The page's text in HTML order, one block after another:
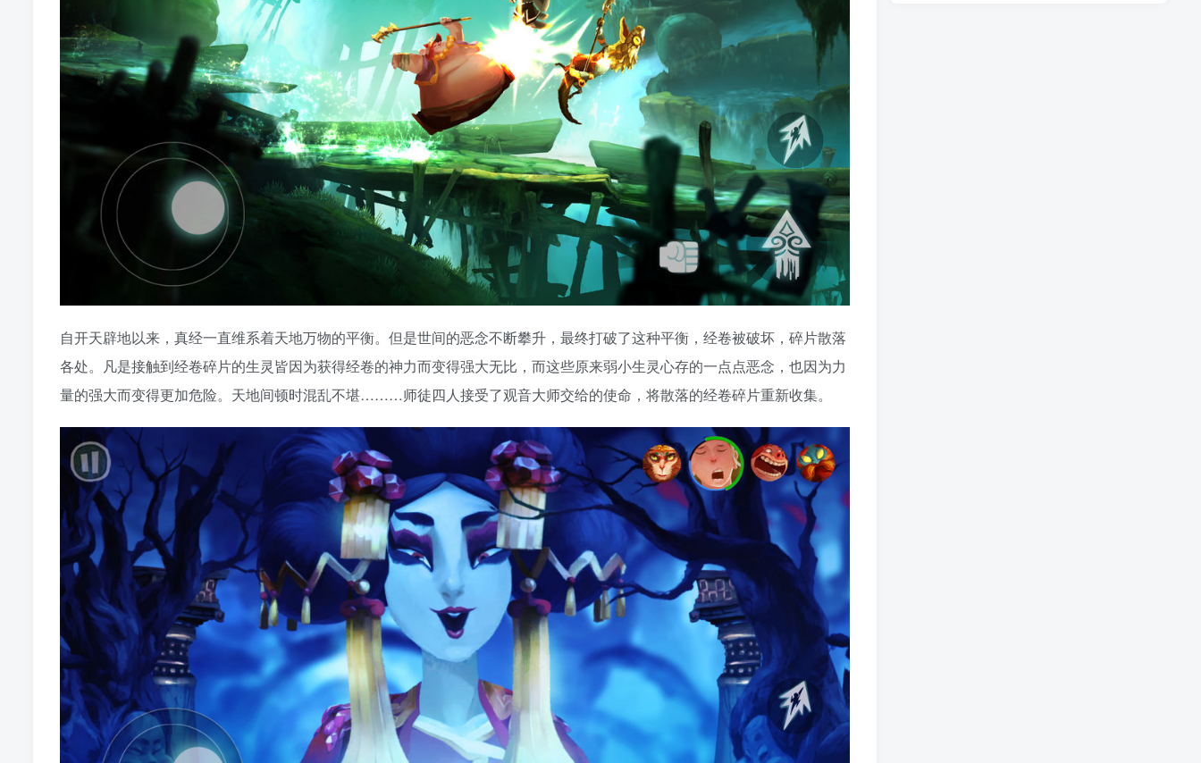
自开天辟地以来，真经一直维系着天地万物的平衡。但是世间的恶念不断攀升，最终打破了这种平衡，经卷被破坏，碎片散落
各处。凡是接触到经卷碎片的生灵皆因为获得经卷的神力而变得强大无比，而这些原来弱小生灵心存的一点点恶念，也因为力
量的强大而变得更加危险。天地间顿时混乱不堪………师徒四人接受了观音大师交给的使命，将散落的经卷碎片重新收集。